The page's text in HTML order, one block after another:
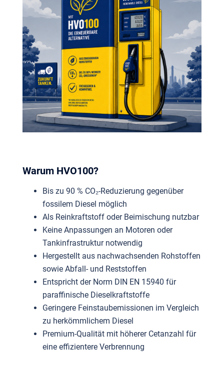
Warum HVO100?
Bis zu 90 % CO₂-Reduzierung gegenüber
fossilem Diesel möglich
Als Reinkraftstoff oder Beimischung nutzbar
Keine Anpassungen an Motoren oder
Tankinfrastruktur notwendig
Hergestellt aus nachwachsenden Rohstoffen
sowie Abfall- und Reststoffen
Entspricht der Norm DIN EN 15940 für
paraffinische Dieselkraftstoffe
Geringere Feinstaubemissionen im Vergleich
zu herkömmlichem Diesel
Premium-Qualität mit höherer Cetanzahl für
eine effizientere Verbrennung